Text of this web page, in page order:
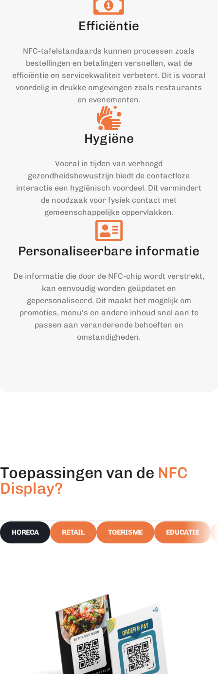
Efficiëntie
NFC-tafelstandaards kunnen processen zoals
bestellingen en betalingen versnellen, wat de
efficiëntie en servicekwaliteit verbetert. Dit is vooral
voordelig in drukke omgevingen zoals restaurants
en evenementen.
Hygiëne
Vooral in tijden van verhoogd
gezondheidsbewustzijn biedt de contactloze
interactie een hygiënisch voordeel. Dit vermindert
de noodzaak voor fysiek contact met
gemeenschappelijke oppervlakken.
Personaliseerbare informatie
De informatie die door de NFC-chip wordt verstrekt,
kan eenvoudig worden geüpdatet en
gepersonaliseerd. Dit maakt het mogelijk om
promoties, menu's en andere inhoud snel aan te
passen aan veranderende behoeften en
omstandigheden.
Toepassingen van de NFC
Display?
HORECA RETAIL TOERISME EDUCATIE